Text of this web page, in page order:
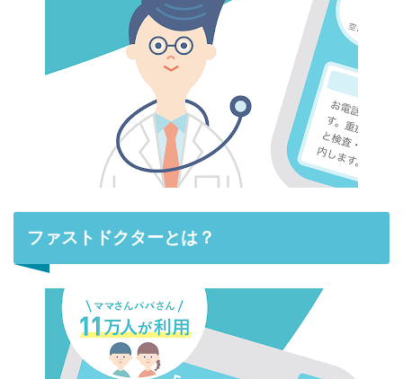
ファストドクターとは？